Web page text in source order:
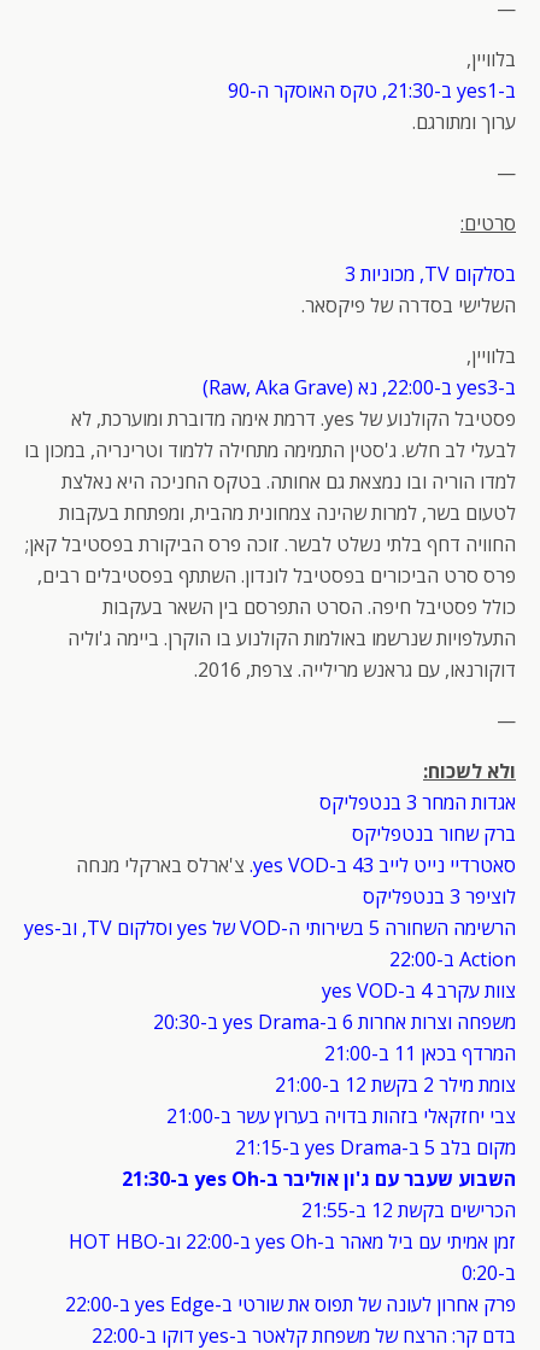
—
בלוויין,
ב-yes1 ב-21:30, טקס האוסקר ה-90
ערוך ומתורגם.
—
סרטים:
בסלקום TV, מכוניות 3
השלישי בסדרה של פיקסאר.
בלוויין,
ב-yes3 ב-22:00, נא (Raw, Aka Grave)
פסטיבל הקולנוע של yes. דרמת אימה מדוברת ומוערכת, לא
לבעלי לב חלש. ג'סטין התמימה מתחילה ללמוד וטרינריה, במכון בו
למדו הוריה ובו נמצאת גם אחותה. בטקס החניכה היא נאלצת
לטעום בשר, למרות שהינה צמחונית מהבית, ומפתחת בעקבות
החוויה דחף בלתי נשלט לבשר. זוכה פרס הביקורת בפסטיבל קאן;
פרס סרט הביכורים בפסטיבל לונדון. השתתף בפסטיבלים רבים,
כולל פסטיבל חיפה. הסרט התפרסם בין השאר בעקבות
התעלפויות שנרשמו באולמות הקולנוע בו הוקרן. ביימה ג'וליה
דוקורנאו, עם גראנש מרילייה. צרפת, 2016.
—
ולא לשכוח:
אגדות המחר 3 בנטפליקס
ברק שחור בנטפליקס
סאטרדיי נייט לייב 43 ב-yes VOD.
צ'ארלס בארקלי מנחה
לוציפר 3 בנטפליקס
הרשימה השחורה 5 בשירותי ה-VOD של yes וסלקום TV, וב-yes
Action ב-22:00
צוות עקרב 4 ב-yes VOD
משפחה וצרות אחרות 6 ב-yes Drama ב-20:30
המרדף בכאן 11 ב-21:00
צומת מילר 2 בקשת 12 ב-21:00
צבי יחזקאלי בזהות בדויה בערוץ עשר ב-21:00
מקום בלב 5 ב-yes Drama ב-21:15
השבוע שעבר עם ג'ון אוליבר ב-yes Oh ב-21:30
הכרישים בקשת 12 ב-21:55
זמן אמיתי עם ביל מאהר ב-yes Oh ב-22:00 וב-HOT HBO
ב-0:20
פרק אחרון לעונה של תפוס את שורטי ב-yes Edge ב-22:00
בדם קר: הרצח של משפחת קלאטר ב-yes דוקו ב-22:00